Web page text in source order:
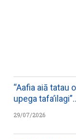
“Aafia aiā tatau
upega
29/07/2026